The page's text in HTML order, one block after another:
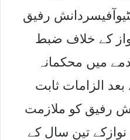
رفیق
کے خلاف ضبط
میں محکمانہ
الزامات ثابت
رفیق کو ملازمت
تین سال کے